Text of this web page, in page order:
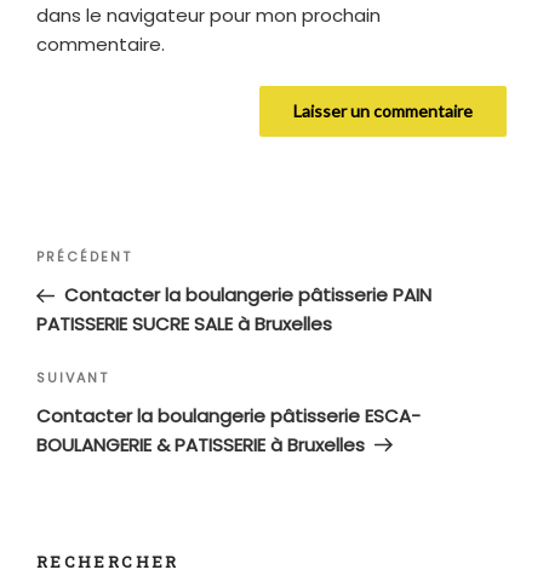
dans le navigateur pour mon prochain
commentaire.
Navigation
l’article
Article
précédent
PRÉCÉDENT
Contacter la boulangerie pâtisserie PAIN
PATISSERIE SUCRE SALE à Bruxelles
Article
suivant
SUIVANT
Contacter la boulangerie pâtisserie ESCA-
BOULANGERIE & PATISSERIE à Bruxelles
RECHERCHER